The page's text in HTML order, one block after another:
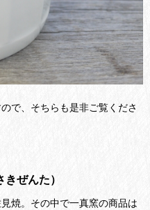
で、そちらも是非ご覧くださ
ぜんた）
焼。その中で一真窯の商品は